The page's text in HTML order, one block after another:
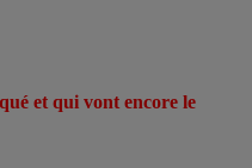
et qui vont encore le